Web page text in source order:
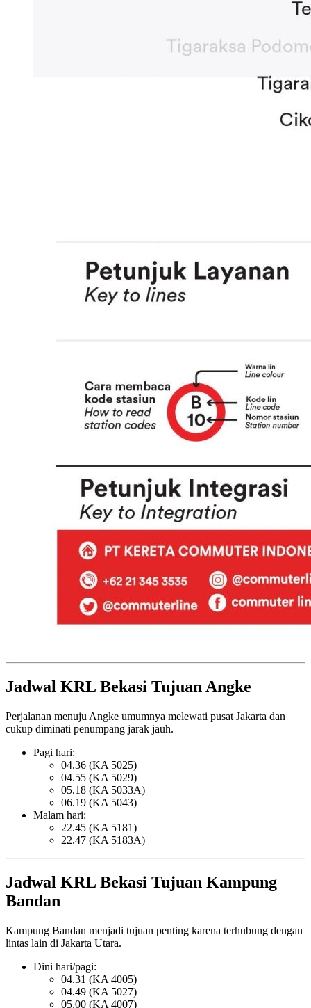
Jadwal KRL Bekasi Tujuan Angke
Perjalanan menuju Angke umumnya melewati pusat Jakarta dan
cukup diminati penumpang jarak jauh.
Pagi hari:
04.36 (KA 5025)
04.55 (KA 5029)
05.18 (KA 5033A)
06.19 (KA 5043)
Malam hari:
22.45 (KA 5181)
22.47 (KA 5183A)
Jadwal KRL Bekasi Tujuan Kampung
Bandan
Kampung Bandan menjadi tujuan penting karena terhubung dengan
lintas lain di Jakarta Utara.
Dini hari/pagi:
04.31 (KA 4005)
04.49 (KA 5027)
05.00 (KA 4007)